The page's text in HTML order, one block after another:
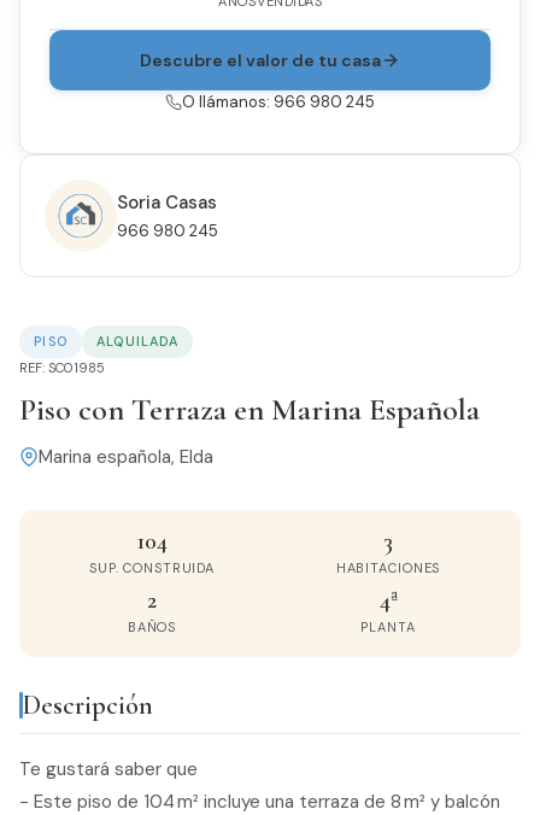
PISO
ALQUILADA
REF: SC01985
Piso con Terraza en Marina Española
Marina española, Elda
104
SUP. CONSTRUIDA
3
HABITACIONES
2
BAÑOS
4ª
PLANTA
Descripción
Te gustará saber que
- Este piso de 104 m² incluye una terraza de 8 m² y balcón
Descubre el valor de tu casa
O llámanos: 966 980 245
Soria Casas
966 980 245